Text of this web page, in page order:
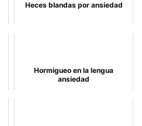
Heces blandas por ansiedad
Hormigueo en la lengua
ansiedad